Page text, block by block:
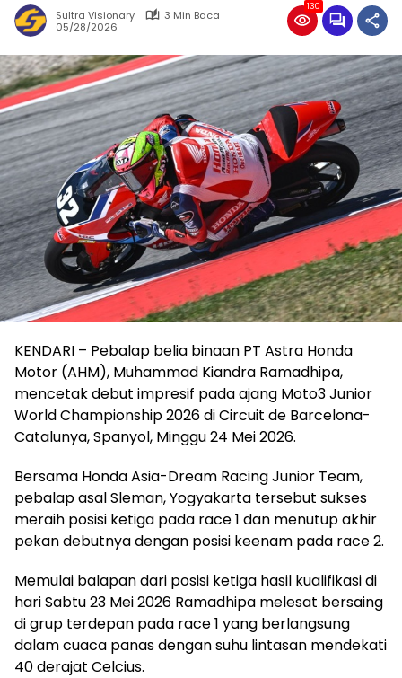
Sultra Visionary
3 Min Baca
05/28/2026
130
KENDARI – Pebalap belia binaan PT Astra Honda
Motor (AHM), Muhammad Kiandra Ramadhipa,
mencetak debut impresif pada ajang Moto3 Junior
World Championship 2026 di Circuit de Barcelona-
Catalunya, Spanyol, Minggu 24 Mei 2026.
Bersama Honda Asia-Dream Racing Junior Team,
pebalap asal Sleman, Yogyakarta tersebut sukses
meraih posisi ketiga pada race 1 dan menutup akhir
pekan debutnya dengan posisi keenam pada race 2.
Memulai balapan dari posisi ketiga hasil kualifikasi di
hari Sabtu 23 Mei 2026 Ramadhipa melesat bersaing
di grup terdepan pada race 1 yang berlangsung
dalam cuaca panas dengan suhu lintasan mendekati
40 derajat Celcius.